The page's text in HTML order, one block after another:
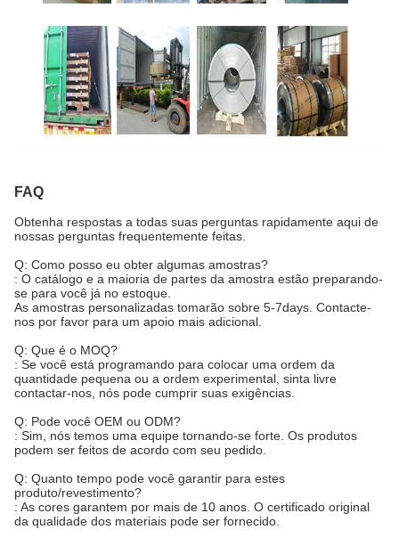
FAQ
Obtenha respostas a todas suas perguntas rapidamente aqui de
nossas perguntas frequentemente feitas.
Q: Como posso eu obter algumas amostras?
: O catálogo e a maioria de partes da amostra estão preparando-
se para você já no estoque.
As amostras personalizadas tomarão sobre 5-7days. Contacte-
nos por favor para um apoio mais adicional.
Q: Que é o MOQ?
: Se você está programando para colocar uma ordem da
quantidade pequena ou a ordem experimental, sinta livre
contactar-nos, nós pode cumprir suas exigências.
Q: Pode você OEM ou ODM?
: Sim, nós temos uma equipe tornando-se forte. Os produtos
podem ser feitos de acordo com seu pedido.
Q: Quanto tempo pode você garantir para estes
produto/revestimento?
: As cores garantem por mais de 10 anos. O certificado original
da qualidade dos materiais pode ser fornecido.